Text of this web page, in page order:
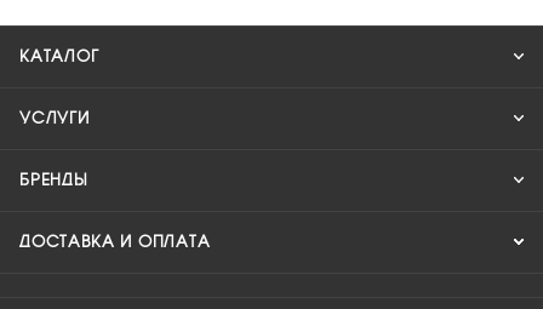
КАТАЛОГ
УСЛУГИ
БРЕНДЫ
ДОСТАВКА И ОПЛАТА